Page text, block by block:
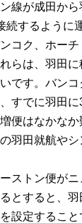
線が成田か
続するように
コク、ホー
らは、羽田
です。バン
すでに羽田
便はなかなか
羽田就航や
ストン便が
とすると、
設定すること